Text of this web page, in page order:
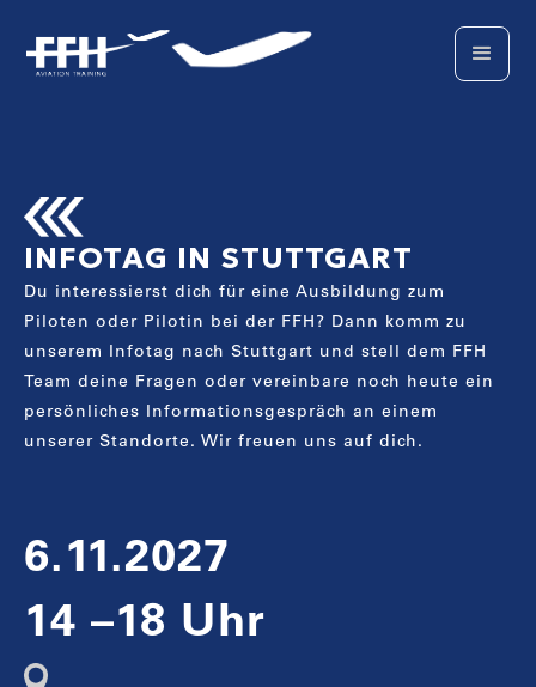
INFOTAG IN STUTTGART
Du interessierst dich für eine Ausbildung zum
Piloten oder Pilotin bei der FFH? Dann komm zu
unserem Infotag nach Stuttgart und stell dem FFH
Team deine Fragen oder vereinbare noch heute ein
persönliches Informationsgespräch an einem
unserer Standorte. Wir freuen uns auf dich.
6.11.2027
14 –18 Uhr